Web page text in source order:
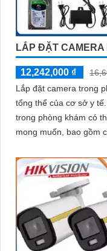
LẮP ĐẶT CAMERA
12,242,000 ₫
Lắp đặt camera trong
tổng thể của cơ sở y tế. Việc quản lý và giám sát hoạt động
trong phòng khám có
mong muốn, bao gồm